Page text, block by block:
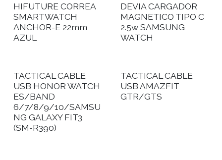
HIFUTURE CORREA
SMARTWATCH
ANCHOR-E 22mm
AZUL
DEVIA CARGADOR
MAGNETICO TIPO C
2.5w SAMSUNG
WATCH
TACTICAL CABLE
USB HONOR WATCH
ES/BAND
6/7/8/9/10/SAMSU
NG GALAXY FIT3
(SM-R390)
TACTICAL CABLE
USB AMAZFIT
GTR/GTS